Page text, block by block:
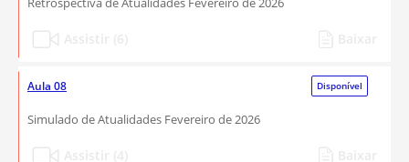
Aula 08 Disponível
Simulado de Atualidades Fevereiro de 2026